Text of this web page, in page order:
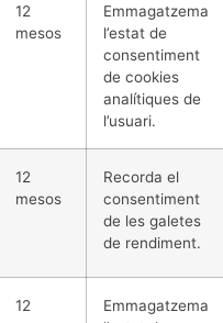
12
mesos
Emmagatzema
l’estat de
consentiment
de cookies
analítiques de
l’usuari.
12
mesos
Recorda el
consentiment
de les galetes
de rendiment.
12
Emmagatzema